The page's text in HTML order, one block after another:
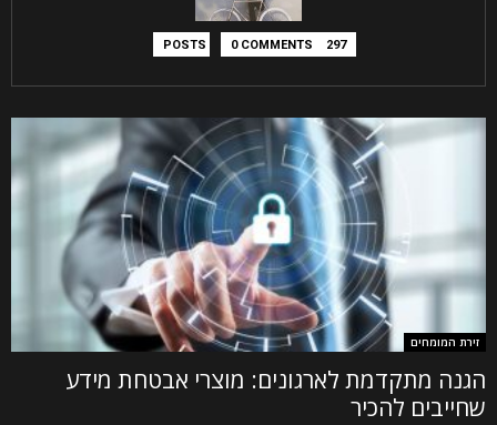
297 POSTS
0 COMMENTS
זירת המומחים
הגנה מתקדמת לארגונים: מוצרי אבטחת מידע
שחייבים להכיר